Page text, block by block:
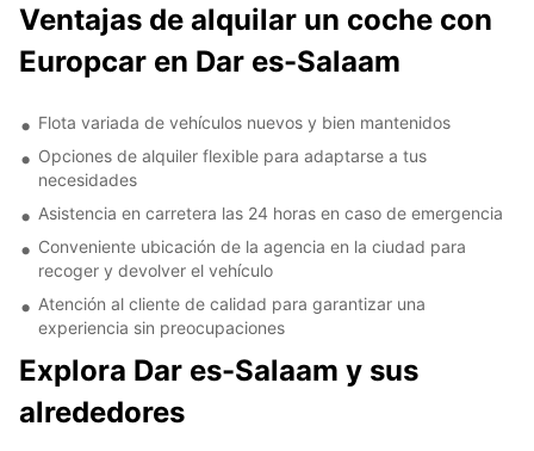
Ventajas de alquilar un coche con
Europcar en Dar es-Salaam
Flota variada de vehículos nuevos y bien mantenidos
Opciones de alquiler flexible para adaptarse a tus
necesidades
Asistencia en carretera las 24 horas en caso de emergencia
Conveniente ubicación de la agencia en la ciudad para
recoger y devolver el vehículo
Atención al cliente de calidad para garantizar una
experiencia sin preocupaciones
Explora Dar es-Salaam y sus
alrededores